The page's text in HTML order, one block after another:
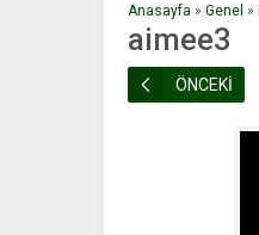
Anasayfa » Genel »
aimee3
ÖNCEKİ